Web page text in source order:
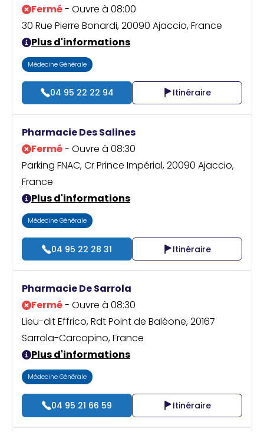
Fermé- Ouvre à 08:00
30 Rue Pierre Bonardi, 20090 Ajaccio, France
Plus d'informations
Médecine Générale
04 95 22 22 94 Itinéraire
Pharmacie Des Salines
Fermé- Ouvre à 08:30
Parking FNAC, Cr Prince Impérial, 20090 Ajaccio,
France
Plus d'informations
Médecine Générale
04 95 22 28 31 Itinéraire
Pharmacie De Sarrola
Fermé- Ouvre à 08:30
Lieu-dit Effrico, Rdt Point de Baléone, 20167
Sarrola-Carcopino, France
Plus d'informations
Médecine Générale
04 95 21 66 59 Itinéraire